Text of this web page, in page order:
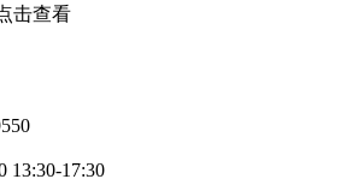
击查看
13:30-17:30